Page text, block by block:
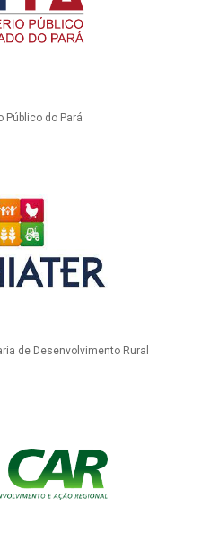
Público do Pará
de Desenvolvimento Rural